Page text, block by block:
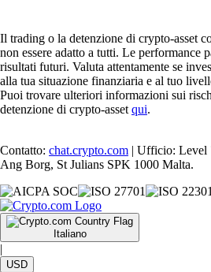
Il trading o la detenzione di crypto-asset
non essere adatto a tutti. Le performance
risultati futuri. Valuta attentamente se
alla tua situazione finanziaria e al tuo
Puoi trovare ulteriori informazioni sui
detenzione di crypto-asset qui.
Contatto: chat.crypto.com | Ufficio: Level
Ang Borg, St Julians SPK 1000 Malta.
Italiano
|
USD